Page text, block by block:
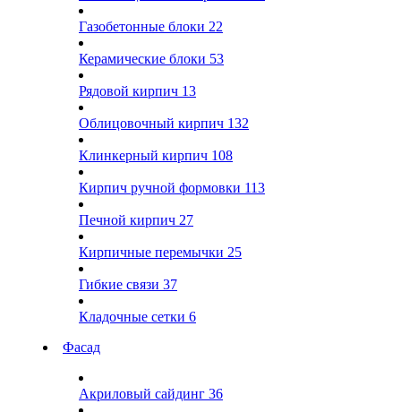
Газобетонные блоки 22
Керамические блоки 53
Рядовой кирпич 13
Облицовочный кирпич 132
Клинкерный кирпич 108
Кирпич ручной формовки 113
Печной кирпич 27
Кирпичные перемычки 25
Гибкие связи 37
Кладочные сетки 6
Фасад
Акриловый сайдинг 36